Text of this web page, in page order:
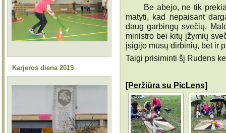
Karjeros diena 2019
Be abejo, ne tik
matyti, kad nepaisant
daug garbingų svečių.
ministro bei kitų įžymių
įsigijo mūsų dirbinių, bet ir
Taigi prisiminti šį Rudens
[Peržiūra su PicLens]